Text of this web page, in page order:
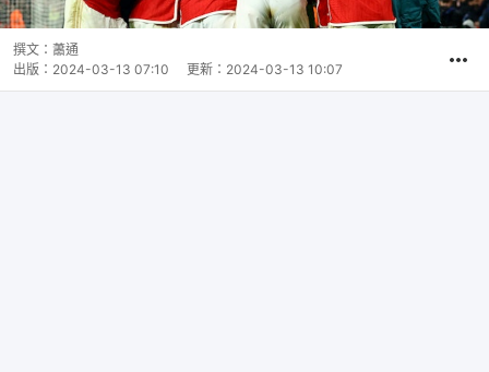
撰文： 蕭通
出版： 2024-03-13 07:10 更新： 2024-03-13 10:07